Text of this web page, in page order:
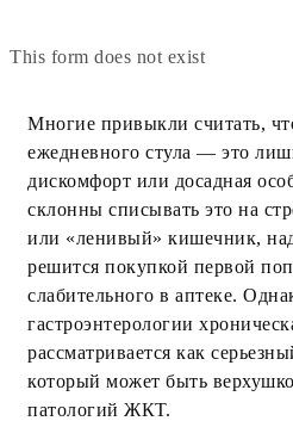
This form does not exist
Многие привыкли считать,
ежедневного стула — это
дискомфорт или досадная
склонны списывать это на
или «ленивый» кишечник,
решится покупкой первой
слабительного в аптеке.
гастроэнтерологии
рассматривается как
который может быть
патологий ЖКТ.